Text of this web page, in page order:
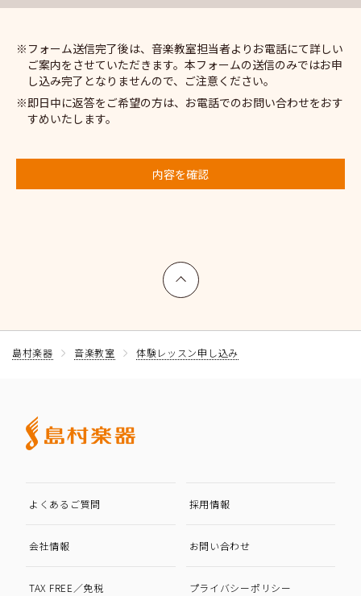
フォーム送信完了後は、音楽教室担当者よりお電話にて詳しい
ご案内をさせていただきます。本フォームの送信のみではお申
し込み完了となりませんので、ご注意ください。
即日中に返答をご希望の方は、お電話でのお問い合わせをおす
すめいたします。
内容を確認
上へ戻る
島村楽器 音楽教室 体験レッスン申し込み
よくあるご質問 採用情報
会社情報 お問い合わせ
TAX FREE／免税 プライバシーポリシー